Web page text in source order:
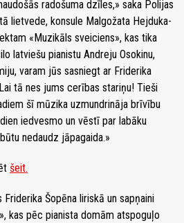
radošuma dzīles,» saka Polijas
lietvede, konsule Malgožata Hejduka-
«Muzikāls sveiciens», kas tika
latviešu pianistu Andreju Osokinu,
varam jūs sasniegt ar Friderika
tā nes jums cerības stariņu! Tieši
šī mūzika uzmundrināja brīvību
iedvesmo un vēstī par labāku
nedaudz jāpagaida.»
šeit.
Šopēna liriskā un sapņaini
kas pēc pianista domām atspoguļo